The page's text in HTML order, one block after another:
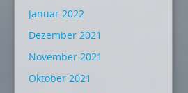
Januar 2022
Dezember 2021
November 2021
Oktober 2021